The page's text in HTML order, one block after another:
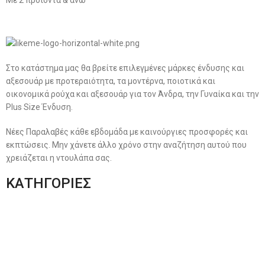
Στο κατάστημα μας θα βρείτε επιλεγμένες μάρκες ένδυσης και
αξεσουάρ με προτεραιότητα, τα μοντέρνα, ποιοτικά και
οικονομικά ρούχα και αξεσουάρ για τον Άνδρα, την Γυναίκα και την
Plus Size Ένδυση.
Νέες Παραλαβές κάθε εβδομάδα με καινούργιες προσφορές και
εκπτώσεις. Μην χάνετε άλλο χρόνο στην αναζήτηση αυτού που
χρειάζεται η ντουλάπα σας.
ΚΑΤΗΓΟΡΙΕΣ